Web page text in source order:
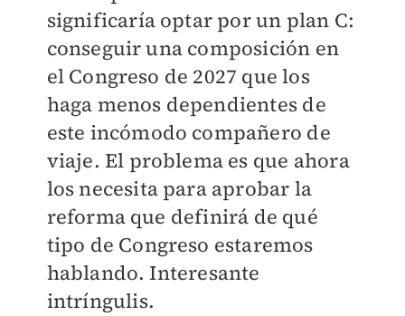
significaría optar por un plan C:
conseguir una composición en
el Congreso de 2027 que los
haga menos dependientes de
este incómodo compañero de
viaje. El problema es que ahora
los necesita para aprobar la
reforma que definirá de qué
tipo de Congreso estaremos
hablando. Interesante
intríngulis.